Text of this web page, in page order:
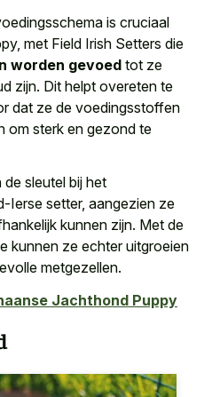
is cruciaal
met Field Irish Setters die
worden gevoed tot ze
zijn. Dit helpt overeten te
dat ze de voedingsstoffen
om sterk en gezond te
sleutel bij het
Ierse setter, aangezien ze
kunnen zijn. Met de
kunnen ze echter uitgroeien
metgezellen.
Jachthond Puppy